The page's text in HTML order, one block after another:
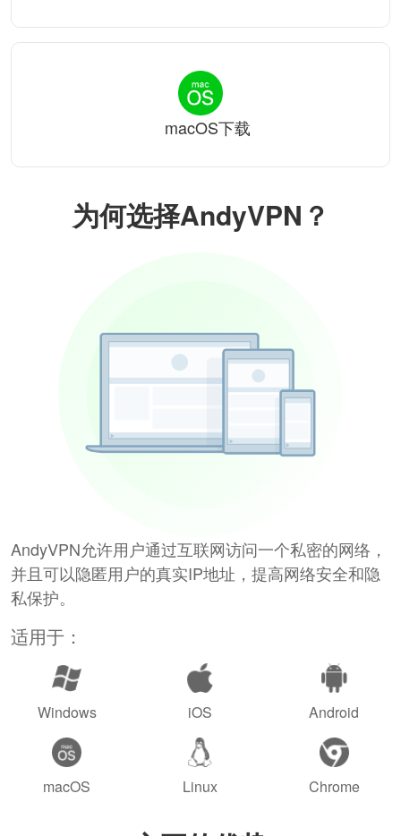
为何选择AndyVPN？
AndyVPN允许用户通过互联网访问一个私密的网络，
并且可以隐匿用户的真实IP地址，提高网络安全和隐
私保护。
适用于：
Windows iOS Android
macOS Linux Chrome
macOS下载